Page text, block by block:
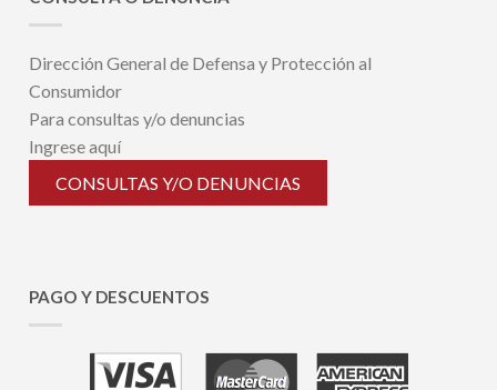
Dirección General de Defensa y Protección al
Consumidor
Para consultas y/o denuncias
Ingrese aquí
CONSULTAS Y/O DENUNCIAS
PAGO Y DESCUENTOS